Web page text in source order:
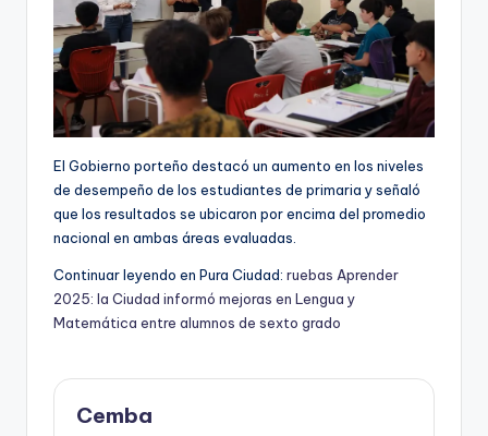
El Gobierno porteño destacó un aumento en los niveles
de desempeño de los estudiantes de primaria y señaló
que los resultados se ubicaron por encima del promedio
nacional en ambas áreas evaluadas.
Continuar leyendo en Pura Ciudad: ruebas Aprender
2025: la Ciudad informó mejoras en Lengua y
Matemática entre alumnos de sexto grado
Cemba